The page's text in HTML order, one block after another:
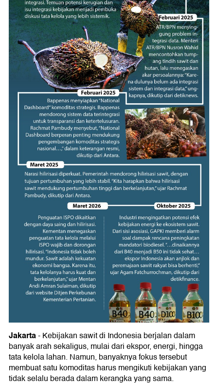
Jakarta-Kebijakan sawit di Indonesia berjalan dalam
banyak arah sekaligus, mulai dari ekspor, energi, hingga
tata kelola lahan. Namun, banyaknya fokus tersebut
membuat satu komoditas harus mengikuti kebijakan yang
tidak selalu berada dalam kerangka yang sama.